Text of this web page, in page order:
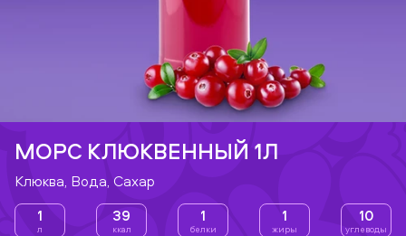
МОРС КЛЮКВЕННЫЙ 1Л
Клюква, Вода, Сахар
1
л
39
ккал
1
белки
1
жиры
10
углеводы